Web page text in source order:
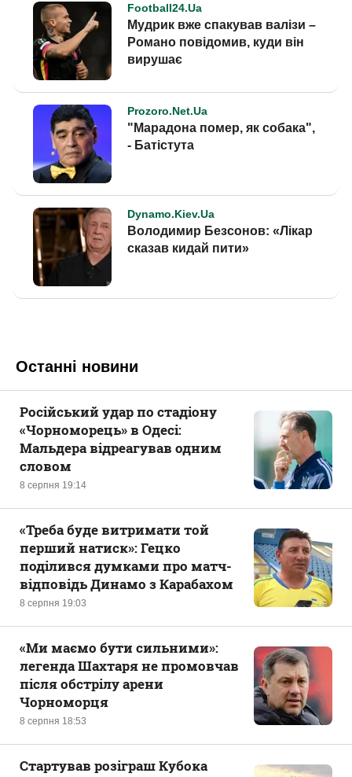
Останні новини
8 серпня 19:14
Російський удар по стадіону
«Чорноморець» в Одесі:
Мальдера відреагував одним
словом
8 серпня 19:03
«Треба буде витримати той
перший натиск»: Гецко
поділився думками про матч-
відповідь Динамо з Карабахом
8 серпня 18:53
«Ми маємо бути сильними»:
легенда Шахтаря не промовчав
після обстрілу арени
Чорноморця
Стартував розіграш Кубока